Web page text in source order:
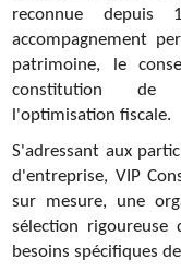
reconnue depuis
accompagnement
patrimoine, le
constitution de
l'optimisation fiscale.
S'adressant aux
d'entreprise, VIP
sur mesure, une
sélection rigoureuse
besoins spécifiques